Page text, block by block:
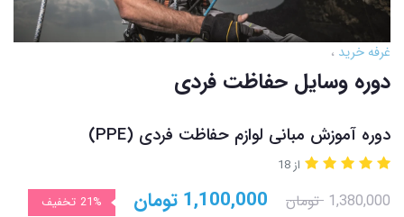
غرفه خرید
دوره وسایل حفاظت فردی
دوره آموزش مبانی لوازم حفاظت فردی (PPE)
از 18
1,380,000 تومان 1,100,000 تومان 21% تخفیف